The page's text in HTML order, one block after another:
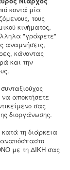
κοντά μία
τους
κινήματος,
"γράφετε"
αναμνήσεις,
κάνοντας
και την
να αποκτήσετε
σας
διοργάνωσης.
τη διάρκεια
αναπόσπαστο
με τη ΔΙΚΗ σας